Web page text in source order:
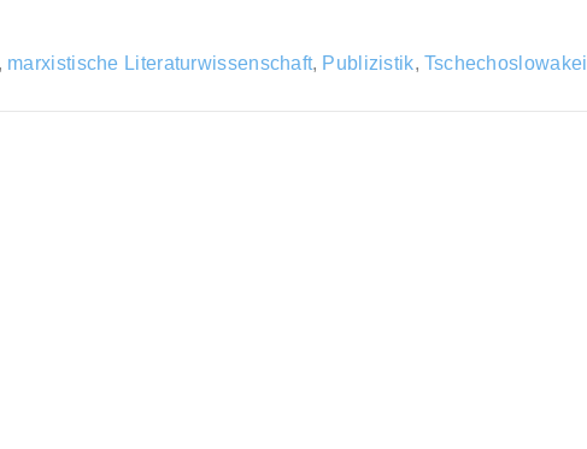
, marxistische Literaturwissenschaft, Publizistik, Tschechoslowakei